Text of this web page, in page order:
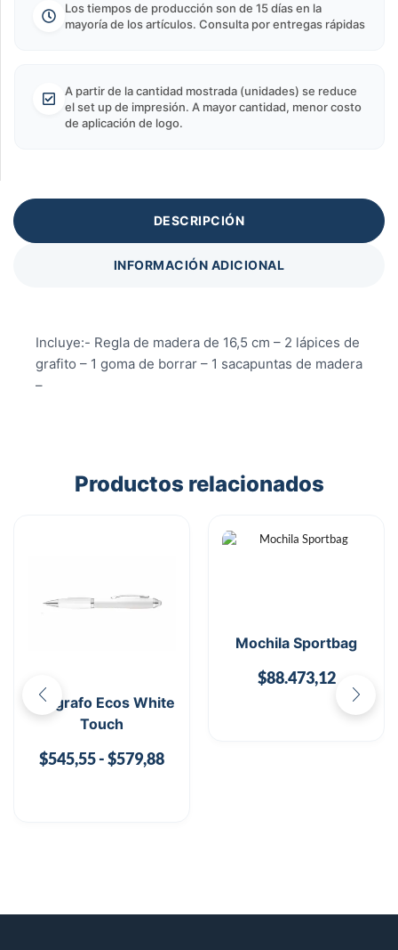
Los tiempos de producción son de 15 días en la
mayoría de los artículos. Consulta por entregas rápidas
A partir de la cantidad mostrada (unidades) se reduce
el set up de impresión. A mayor cantidad, menor costo
de aplicación de logo.
DESCRIPCIÓN
INFORMACIÓN ADICIONAL
Incluye:- Regla de madera de 16,5 cm – 2 lápices de
grafito – 1 goma de borrar – 1 sacapuntas de madera
–
Productos relacionados
Bolígrafo Ecos White
Touch
$545,55-$579,88
Mochila Sportbag
$88.473,12